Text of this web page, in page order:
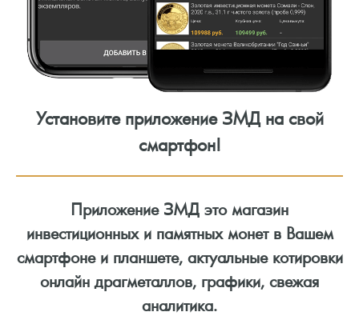
Установите приложение ЗМД на свой
смартфон!
Приложение ЗМД это магазин
инвестиционных и памятных монет в Вашем
смартфоне и планшете, актуальные котировки
онлайн драгметаллов, графики, свежая
аналитика.